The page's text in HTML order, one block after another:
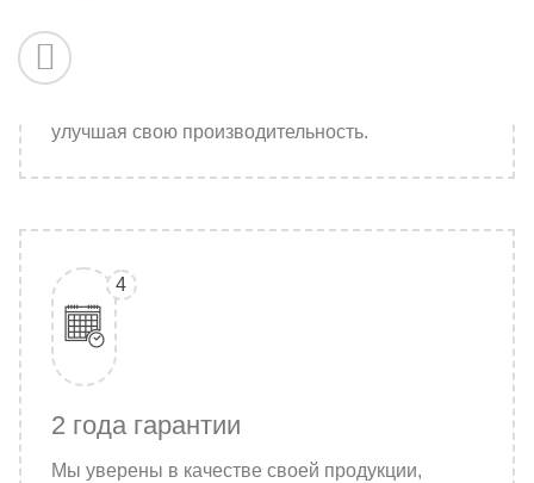
2000 м²
улучшая свою производительность.
4
2 года гарантии
Мы уверены в качестве своей продукции,